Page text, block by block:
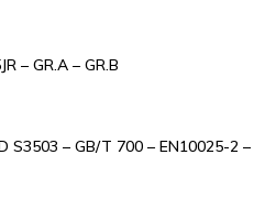
– GR.A – GR.B
S3503 – GB/T 700 – EN10025-2 –